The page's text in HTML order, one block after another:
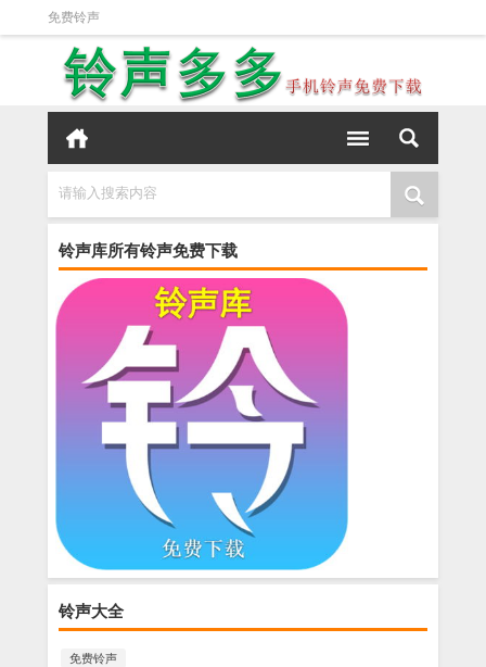
免费铃声
请输入搜索内容
铃声库所有铃声免费下载
铃声大全
免费铃声